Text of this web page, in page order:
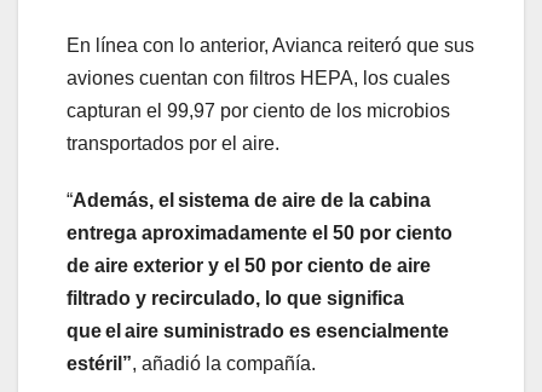
En línea con lo anterior, Avianca reiteró que sus
aviones cuentan con filtros HEPA, los cuales
capturan el 99,97 por ciento de los microbios
transportados por el aire.
“Además, el sistema de aire de la cabina
entrega aproximadamente el 50 por ciento
de aire exterior y el 50 por ciento de aire
filtrado y recirculado, lo que significa
que el aire suministrado es esencialmente
estéril”, añadió la compañía.